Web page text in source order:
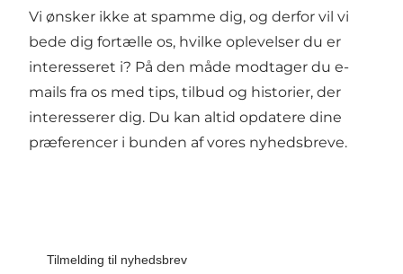
Vi ønsker ikke at spamme dig, og derfor vil vi
bede dig fortælle os, hvilke oplevelser du er
interesseret i? På den måde modtager du e-
mails fra os med tips, tilbud og historier, der
interesserer dig. Du kan altid opdatere dine
præferencer i bunden af vores nyhedsbreve.
Tilmelding til nyhedsbrev